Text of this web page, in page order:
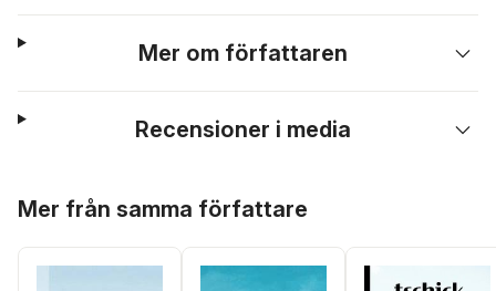
Mer om författaren
Recensioner i media
Mer från samma författare